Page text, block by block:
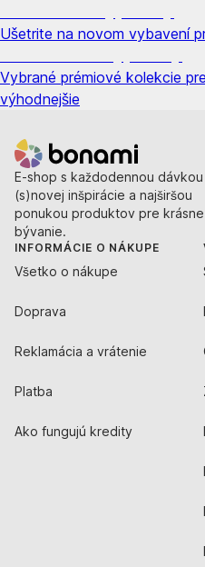
Ušetrite na novom vybavení
Vybrané prémiové kolekcie
výhodnejšie
E-shop s každodennou dávkou
(s)novej inšpirácie a najširšou
ponukou produktov pre krásne
bývanie.
INFORMÁCIE O NÁKUPE
Všetko o nákupe
Doprava
Reklamácia a vrátenie
Platba
Ako fungujú kredity